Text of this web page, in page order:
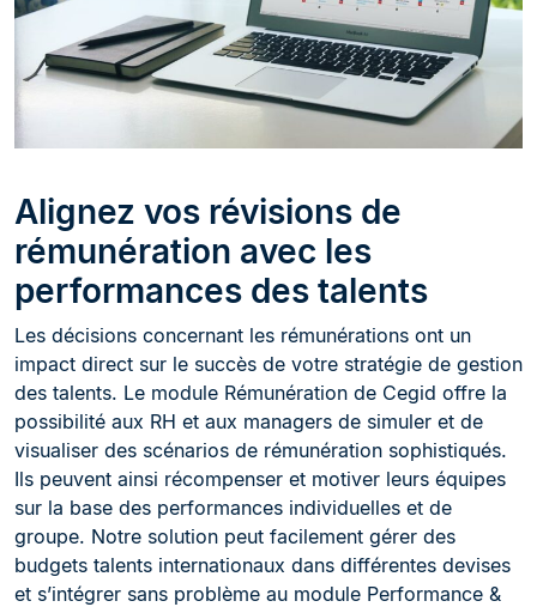
Alignez vos révisions de
rémunération avec les
performances des talents
Les décisions concernant les rémunérations ont un
impact direct sur le succès de votre stratégie de gestion
des talents. Le module Rémunération de Cegid offre la
possibilité aux RH et aux managers de simuler et de
visualiser des scénarios de rémunération sophistiqués.
Ils peuvent ainsi récompenser et motiver leurs équipes
sur la base des performances individuelles et de
groupe. Notre solution peut facilement gérer des
budgets talents internationaux dans différentes devises
et s’intégrer sans problème au module Performance &